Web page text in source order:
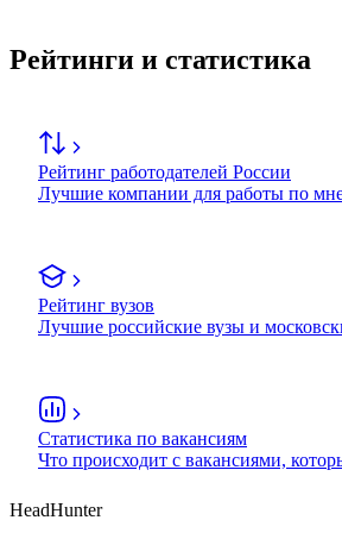
Рейтинги и статистика
Рейтинг работодателей России
Лучшие компании для работы по
Рейтинг вузов
Лучшие российские вузы и
Статистика по вакансиям
Что происходит с вакансиями,
HeadHunter